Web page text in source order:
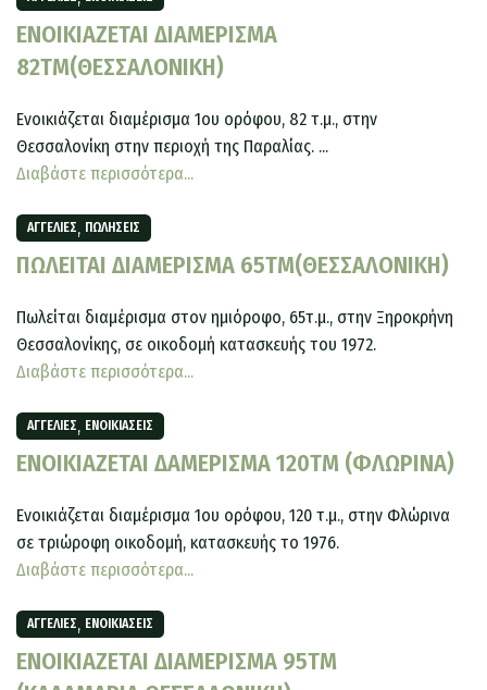
ΕΝΟΙΚΙΑΖΕΤΑΙ ΔΙΑΜΕΡΙΣΜΑ
82ΤΜ(ΘΕΣΣΑΛΟΝΙΚΗ)
Ενοικιάζεται διαμέρισμα 1ου ορόφου, 82 τ.μ., στην
Θεσσαλονίκη στην περιοχή της Παραλίας. ...
Διαβάστε περισσότερα...
ΑΓΓΕΛΊΕΣ, ΠΩΛΉΣΕΙΣ
ΠΩΛΕΙΤΑΙ ΔΙΑΜΕΡΙΣΜΑ 65ΤΜ(ΘΕΣΣΑΛΟΝΙΚΗ)
Πωλείται διαμέρισμα στον ημιόροφο, 65τ.μ., στην Ξηροκρήνη
Θεσσαλονίκης, σε οικοδομή κατασκευής του 1972.
Διαβάστε περισσότερα...
ΑΓΓΕΛΊΕΣ, ΕΝΟΙΚΙΆΣΕΙΣ
ΕΝΟΙΚΙΑΖΕΤΑΙ ΔΑΜΕΡΙΣΜΑ 120ΤΜ (ΦΛΩΡΙΝΑ)
Ενοικιάζεται διαμέρισμα 1ου ορόφου, 120 τ.μ., στην Φλώρινα
σε τριώροφη οικοδομή, κατασκευής το 1976.
Διαβάστε περισσότερα...
ΑΓΓΕΛΊΕΣ, ΕΝΟΙΚΙΆΣΕΙΣ
ΕΝΟΙΚΙΑΖΕΤΑΙ ΔΙΑΜΕΡΙΣΜΑ 95TM